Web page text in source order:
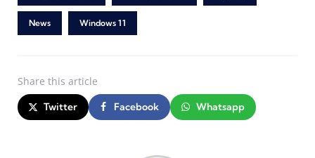
News Windows 11
Share this article
Twitter Facebook Whatsapp